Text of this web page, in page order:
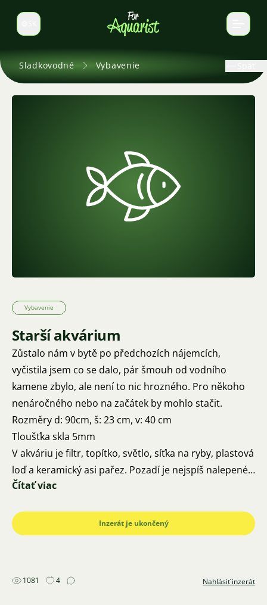
Prepnúť jazyk
Sladkovodné Vybavenie
Vybavenie
Starší akvárium
Zůstalo nám v bytě po předchozích nájemcích,
vyčistila jsem co se dalo, pár šmouh od vodního
kamene zbylo, ale není to nic hrozného. Pro někoho
nenáročného nebo na začátek by mohlo stačit.
Rozměry d: 90cm, š: 23 cm, v: 40 cm
Tloušťka skla 5mm
V akváriu je filtr, topítko, světlo, síťka na ryby, plastová
loď a keramický asi pařez. Pozadí je nejspíš nalepené
jen izolepou, odlepovat jsem ho celé nezkoušela. Celé
Na ceně jsem ochotná se domluvit, případně za něco
vyměnit.
Čítať viac
Inzerát je ukončený
1081 4 Nahlásiť inzerát